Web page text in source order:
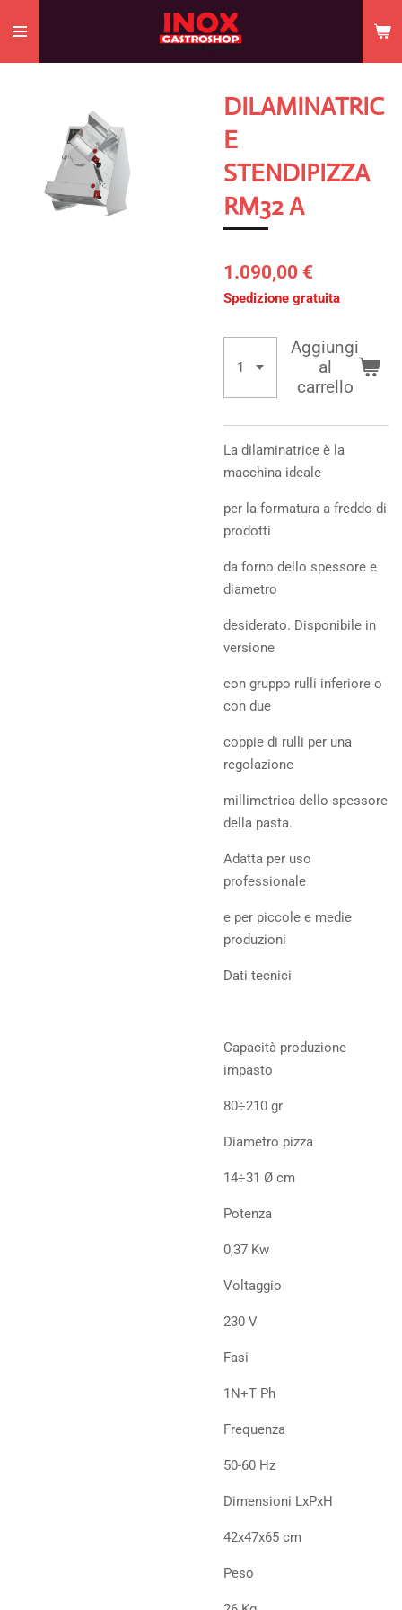
al
contenuto
DILAMINATRIC
E
STENDIPIZZA
RM32 A
1.090,00 €
Spedizione gratuita
Aggiungi
al
carrello
La dilaminatrice è la
macchina ideale
per la formatura a freddo di
prodotti
da forno dello spessore e
diametro
desiderato. Disponibile in
versione
con gruppo rulli inferiore o
con due
coppie di rulli per una
regolazione
millimetrica dello spessore
della pasta.
Adatta per uso
professionale
e per piccole e medie
produzioni
Dati tecnici
Capacità produzione
impasto
80÷210 gr
Diametro pizza
14÷31 Ø cm
Potenza
0,37 Kw
Voltaggio
230 V
Fasi
1N+T Ph
Frequenza
50-60 Hz
Dimensioni LxPxH
42x47x65 cm
Peso